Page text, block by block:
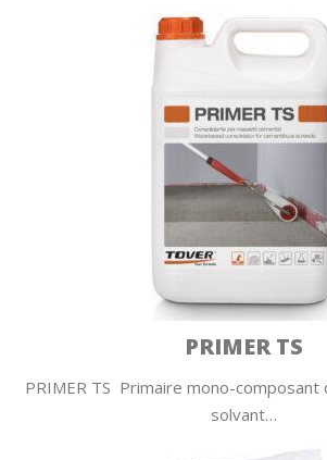
PRIMER TS
PRIMER TS Primaire mono-composant
solvant…